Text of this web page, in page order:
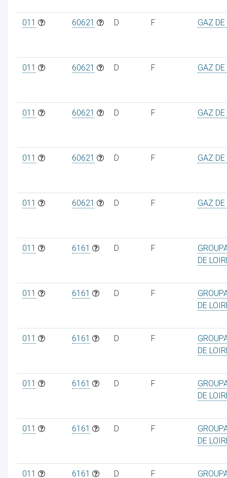
011 60621 D F GAZ
011 60621 D F GAZ
011 60621 D F GAZ
011 60621 D F GAZ
011 60621 D F GAZ
011 6161 D F
DE
011 6161 D F
DE
011 6161 D F
DE
011 6161 D F
DE
011 6161 D F
DE
011 6161 D F